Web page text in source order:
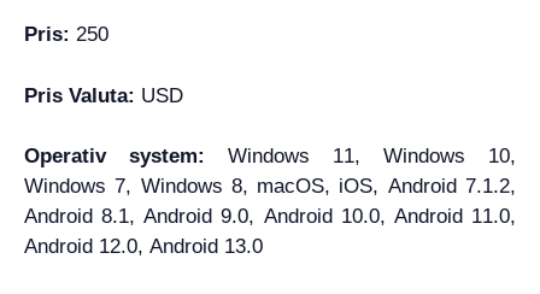
Pris: 250
Pris Valuta: USD
Operativ system: Windows 11, Windows 10,
Windows 7, Windows 8, macOS, iOS, Android 7.1.2,
Android 8.1, Android 9.0, Android 10.0, Android 11.0,
Android 12.0, Android 13.0